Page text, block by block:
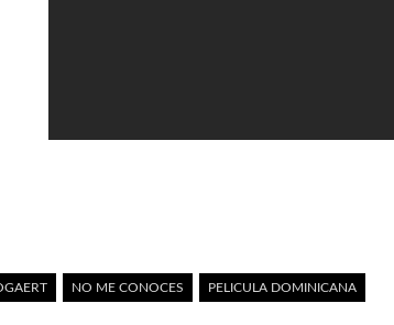
NO ME CONOCES PELICULA DOMINICANA